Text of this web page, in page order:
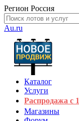
Регион Россия
Au.ru
Каталог
Услуги
Распродажа с 1
Магазины